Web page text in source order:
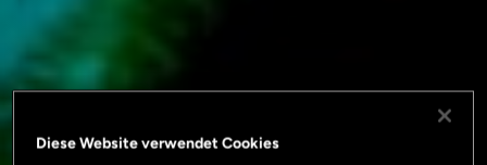
Diese Website verwendet Cookies